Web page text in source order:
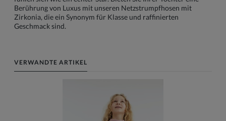
Berührung von Luxus mit unseren Netzstrumpfhosen mit
Zirkonia, die ein Synonym für Klasse und raffinierten
Geschmack sind.
VERWANDTE ARTIKEL